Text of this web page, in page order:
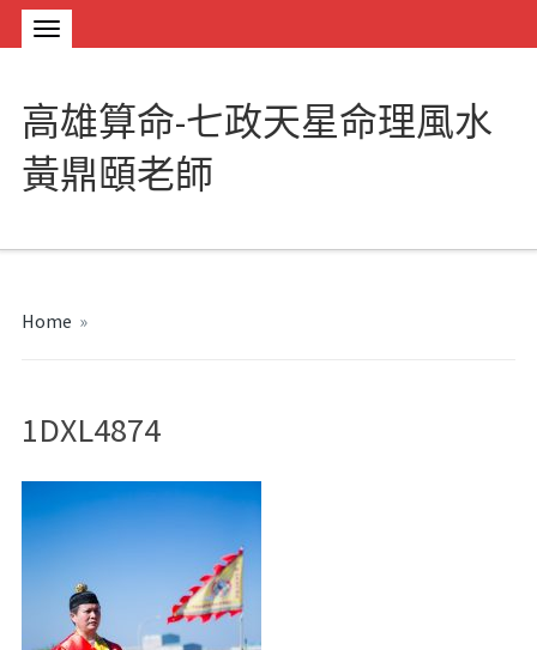
高雄算命-七政天星命理風水
黃鼎頤老師
Home »
1DXL4874